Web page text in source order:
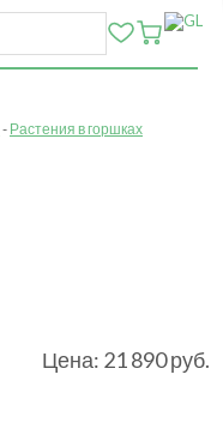
Растения в горшках
Цена: 21 890руб.